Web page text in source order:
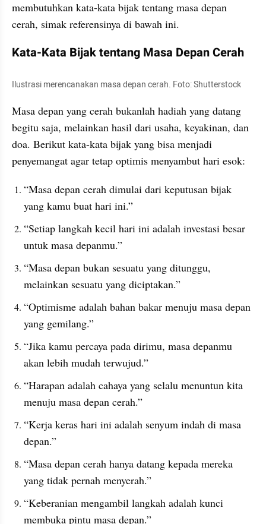
membutuhkan kata-kata bijak tentang masa depan
cerah, simak referensinya di bawah ini.
Kata-Kata Bijak tentang Masa Depan Cerah
Ilustrasi merencanakan masa depan cerah. Foto: Shutterstock
Masa depan yang cerah bukanlah hadiah yang datang
begitu saja, melainkan hasil dari usaha, keyakinan, dan
doa. Berikut kata-kata bijak yang bisa menjadi
penyemangat agar tetap optimis menyambut hari esok:
“Masa depan cerah dimulai dari keputusan bijak
yang kamu buat hari ini.”
“Setiap langkah kecil hari ini adalah investasi besar
untuk masa depanmu.”
“Masa depan bukan sesuatu yang ditunggu,
melainkan sesuatu yang diciptakan.”
“Optimisme adalah bahan bakar menuju masa depan
yang gemilang.”
“Jika kamu percaya pada dirimu, masa depanmu
akan lebih mudah terwujud.”
“Harapan adalah cahaya yang selalu menuntun kita
menuju masa depan cerah.”
“Kerja keras hari ini adalah senyum indah di masa
depan.”
“Masa depan cerah hanya datang kepada mereka
yang tidak pernah menyerah.”
“Keberanian mengambil langkah adalah kunci
membuka pintu masa depan.”